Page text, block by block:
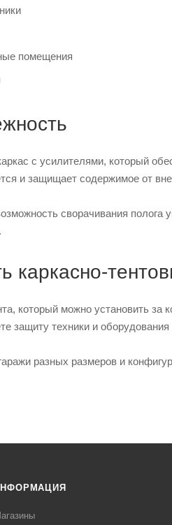
помещения
с усилителями, который
и защищает содержимое от
сворачивания
каркасно-
который можно установить за
защиту техники и
разных размеров и